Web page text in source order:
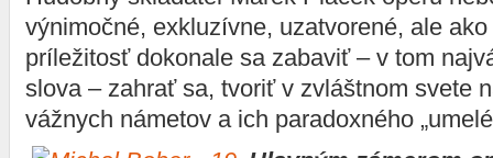
výnimočné, exkluzívne, uzatvorené, ale
príležitosť dokonale sa zabaviť – v tom
slova – zahrať sa, tvoriť v zvláštnom svete
vážnych námetov a ich paradoxného